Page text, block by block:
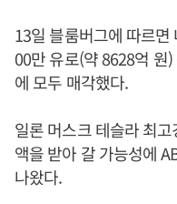
13일 블룸버그에 따르
00만 유로(약 8628억 원
에 모두 매각했다.
일론 머스크 테슬라 최
액을 받아 갈 가능성에
나왔다.